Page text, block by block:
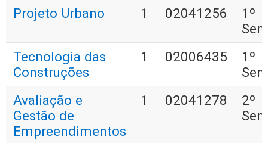
Projeto Urbano
1 02041256
1º
Tecnologia das
Construções
1 02006435
1º
Avaliação e
Gestão de
Empreendimentos
1 02041278
2º